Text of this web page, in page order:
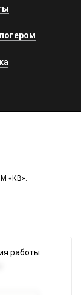
«КВ».
работы